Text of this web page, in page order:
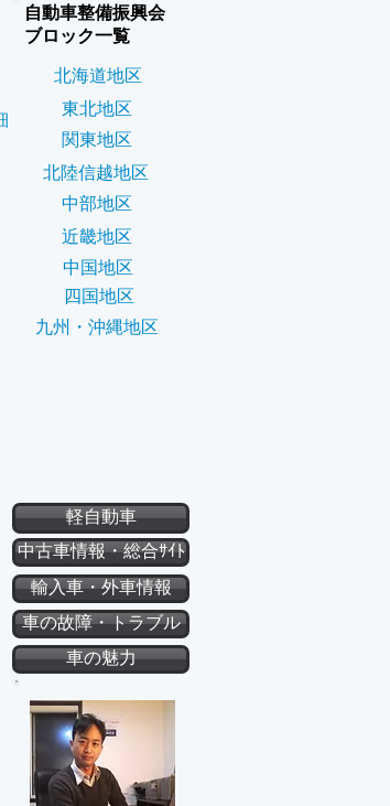
軽自動車
輸入車・外車情報
車の魅力
中古車情報・総合ｻｲﾄ
車の故障・トラブル
自動車整備振興会
ブロック一覧
北海道地区
東北地区
関東地区
北陸信越地区
中部地区
近畿地区
中国地区
四国地区
九州・沖縄地区